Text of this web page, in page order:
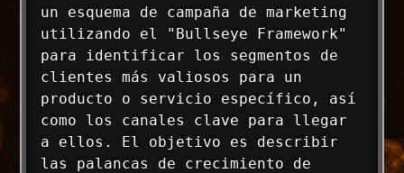
un esquema de campaña de marketing
utilizando el "Bullseye Framework"
para identificar los segmentos de
clientes más valiosos para un
producto o servicio específico, así
como los canales clave para llegar
a ellos. El objetivo es describir
las palancas de crecimiento de